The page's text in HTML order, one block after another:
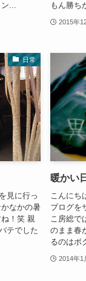
...
もん勝ち
2015年
日常
見に行っ
なかの暑
！笑 親
テでした
暖かい
こんにち
ブログを
こ房総で
のまま春
るのはボ
2014年1